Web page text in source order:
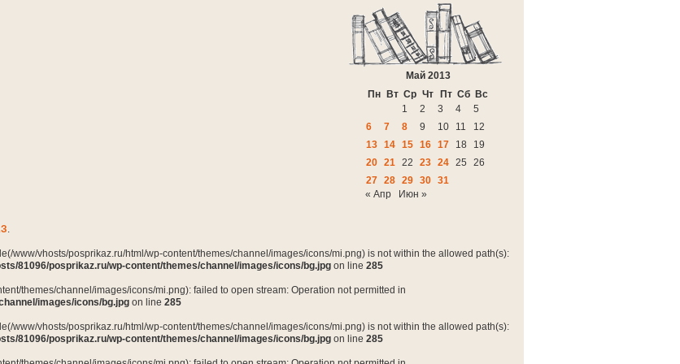
Май 2013
Пн
Вт Ср Чт Пт Сб Вс
1
2 3 4
5
6
7 8 9 10 11
12
13 14 15 16 17 18
19
20 21 22 23 24 25
26
27 28 29 30 31
« Апр
Июн »
.
www/vhosts/posprikaz.ru/html/wp-content/themes/channel/images/icons/mi.png) is not within the allowed path(s):
81096/posprikaz.ru/wp-content/themes/channel/images/icons/bg.jpg on line 285
themes/channel/images/icons/mi.png): failed to open stream: Operation not permitted in
images/icons/bg.jpg on line 285
www/vhosts/posprikaz.ru/html/wp-content/themes/channel/images/icons/mi.png) is not within the allowed path(s):
81096/posprikaz.ru/wp-content/themes/channel/images/icons/bg.jpg on line 285